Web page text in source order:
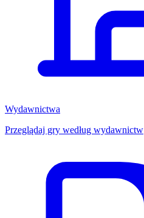
Wydawnictwa
Przeglądaj gry według wydawnictw